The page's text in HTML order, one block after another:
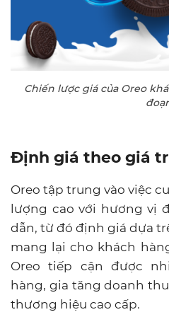
Chiến lược giá của Oreo
Định giá theo giá
Oreo tập trung vào việc
lượng cao với hương vị
dẫn, từ đó định giá dựa
mang lại cho khách
Oreo tiếp cận được
hàng, gia tăng doanh
thương hiệu cao cấp.